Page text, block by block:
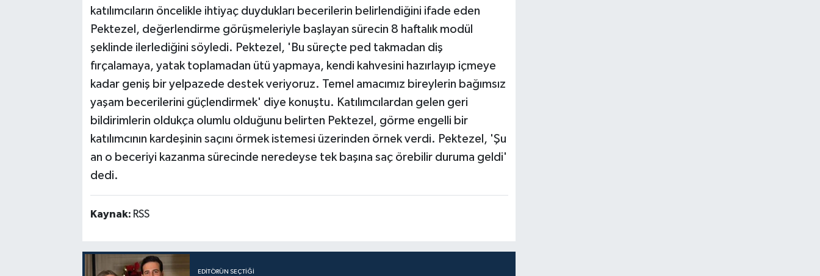
katılımcıların öncelikle ihtiyaç duydukları becerilerin belirlendiğini ifade eden
Pektezel, değerlendirme görüşmeleriyle başlayan sürecin 8 haftalık modül
şeklinde ilerlediğini söyledi. Pektezel, 'Bu süreçte ped takmadan diş
fırçalamaya, yatak toplamadan ütü yapmaya, kendi kahvesini hazırlayıp içmeye
kadar geniş bir yelpazede destek veriyoruz. Temel amacımız bireylerin bağımsız
yaşam becerilerini güçlendirmek' diye konuştu. Katılımcılardan gelen geri
bildirimlerin oldukça olumlu olduğunu belirten Pektezel, görme engelli bir
katılımcının kardeşinin saçını örmek istemesi üzerinden örnek verdi. Pektezel, 'Şu
an o beceriyi kazanma sürecinde neredeyse tek başına saç örebilir duruma geldi'
dedi.
Kaynak: RSS
EDITÖRÜN SEÇTIĞI